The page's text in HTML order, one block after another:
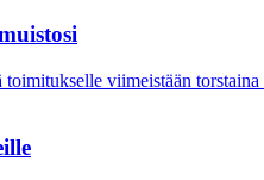
viimeistään torstaina